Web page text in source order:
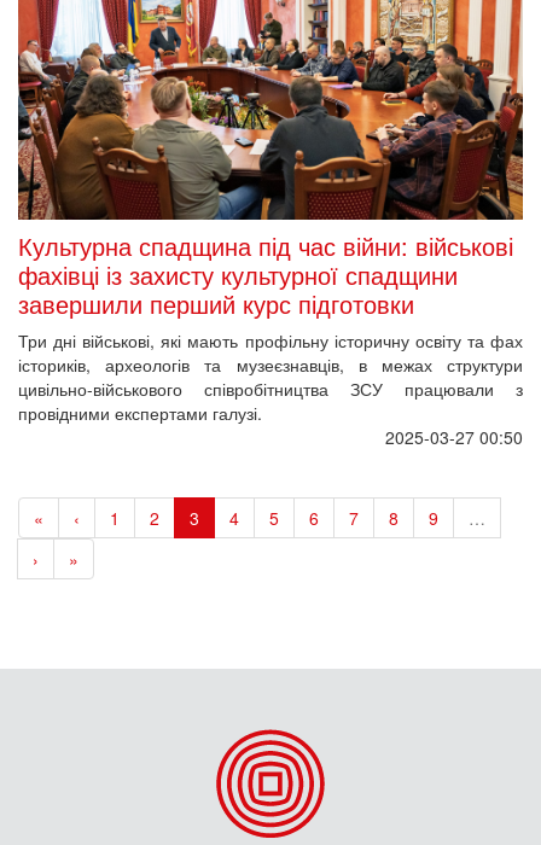
Культурна спадщина під час війни: військові
фахівці із захисту культурної спадщини
завершили перший курс підготовки
Три дні військові, які мають профільну історичну освіту та фах
істориків, археологів та музеєзнавців, в межах структури
цивільно-військового співробітництва ЗСУ працювали з
провідними експертами галузі.
2025-03-27 00:50
« ‹ 1 2 3 4 5 6 7 8 9
…
›
»